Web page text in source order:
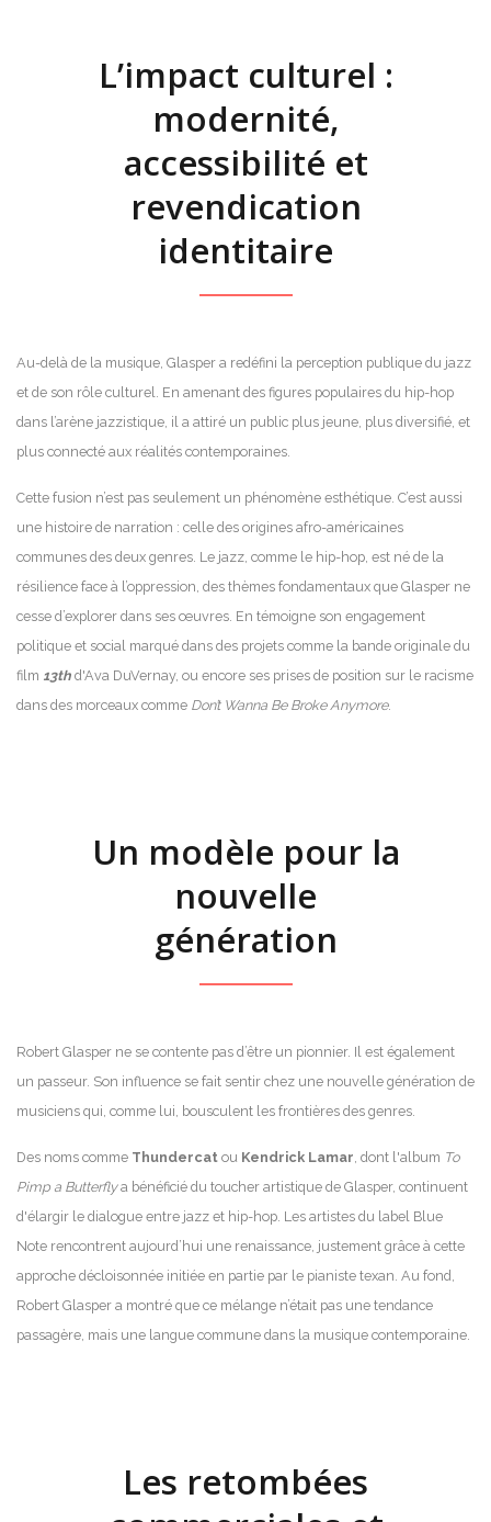
L’impact culturel :
modernité,
accessibilité et
revendication
identitaire
Au-delà de la musique, Glasper a redéfini la perception publique du jazz
et de son rôle culturel. En amenant des figures populaires du hip-hop
dans l’arène jazzistique, il a attiré un public plus jeune, plus diversifié, et
plus connecté aux réalités contemporaines.
Cette fusion n’est pas seulement un phénomène esthétique. C’est aussi
une histoire de narration : celle des origines afro-américaines
communes des deux genres. Le jazz, comme le hip-hop, est né de la
résilience face à l’oppression, des thèmes fondamentaux que Glasper ne
cesse d’explorer dans ses œuvres. En témoigne son engagement
politique et social marqué dans des projets comme la bande originale du
film 13th d'Ava DuVernay, ou encore ses prises de position sur le racisme
dans des morceaux comme Don’t Wanna Be Broke Anymore.
Un modèle pour la
nouvelle
génération
Robert Glasper ne se contente pas d’être un pionnier. Il est également
un passeur. Son influence se fait sentir chez une nouvelle génération de
musiciens qui, comme lui, bousculent les frontières des genres.
Des noms comme Thundercat ou Kendrick Lamar , dont l'album To
Pimp a Butterflya bénéficié du toucher artistique de Glasper, continuent
d'élargir le dialogue entre jazz et hip-hop. Les artistes du label Blue
Note rencontrent aujourd’hui une renaissance, justement grâce à cette
approche décloisonnée initiée en partie par le pianiste texan. Au fond,
Robert Glasper a montré que ce mélange n’était pas une tendance
passagère, mais une langue commune dans la musique contemporaine.
Les retombées